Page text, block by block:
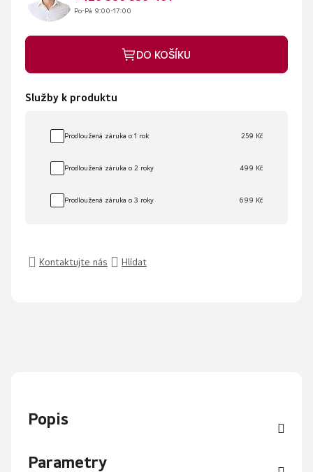
Po-Pá 9:00-17:00
DO KOŠÍKU
Služby k produktu
Prodloužená záruka o 1 rok 259 Kč
Prodloužená záruka o 2 roky 499 Kč
Prodloužená záruka o 3 roky 699 Kč
Kontaktujte nás Hlídat
Popis
Parametry